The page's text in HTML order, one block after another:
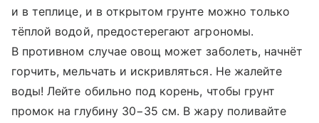
и в теплице, и в открытом грунте можно только
тёплой водой, предостерегают агрономы.
В противном случае овощ может заболеть, начнёт
горчить, мельчать и искривляться. Не жалейте
воды! Лейте обильно под корень, чтобы грунт
промок на глубину 30−35 см. В жару поливайте